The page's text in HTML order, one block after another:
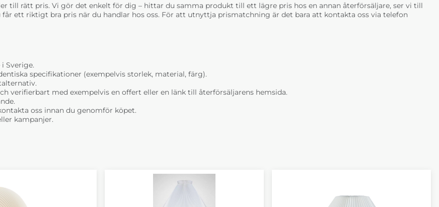
till rätt pris. Vi gör det enkelt för dig – hittar du samma produkt till ett lägre pris hos en annan återförsäljare, ser vi till
ett riktigt bra pris när du handlar hos oss. För att utnyttja prismatchning är det bara att kontakta oss via telefon
Sverige.
specifikationer (exempelvis storlek, material, färg).
verifierbart med exempelvis en offert eller en länk till återförsäljarens hemsida.
oss innan du genomför köpet.
kampanjer.